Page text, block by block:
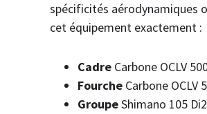
spécificités aérodynamiques
cet équipement exactement :
Cadre Carbone OCLV
Fourche Carbone OCLV
GroupeShimano 105 Di2